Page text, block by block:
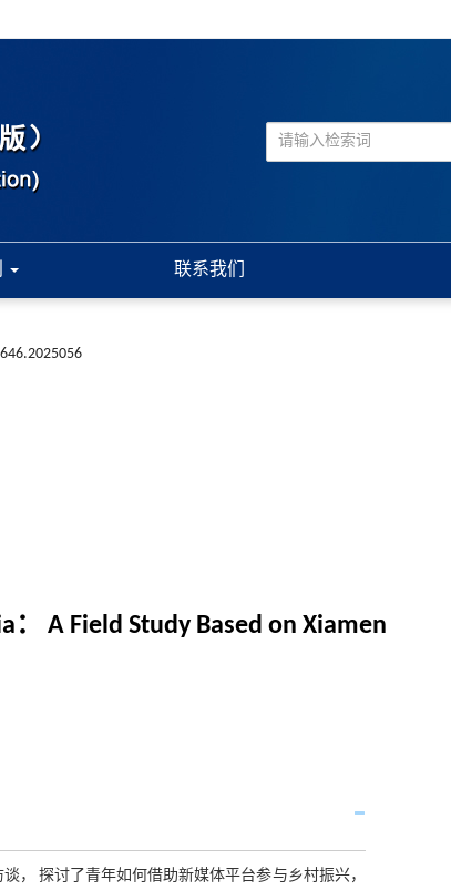
联系我们
A Field Study Based on Xiamen
， 探讨了青年如何借助新媒体平台参与乡村振兴，